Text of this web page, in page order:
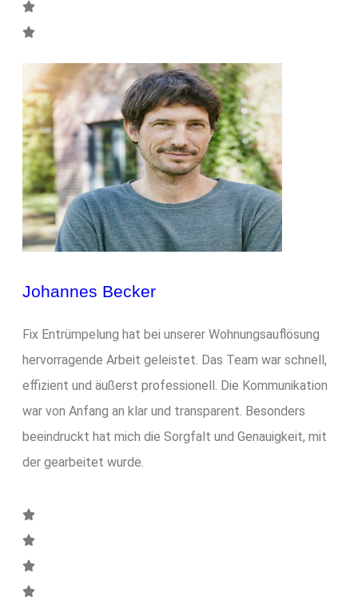
Johannes Becker
Fix Entrümpelung hat bei unserer Wohnungsauflösung
hervorragende Arbeit geleistet. Das Team war schnell,
effizient und äußerst professionell. Die Kommunikation
war von Anfang an klar und transparent. Besonders
beeindruckt hat mich die Sorgfalt und Genauigkeit, mit
der gearbeitet wurde.